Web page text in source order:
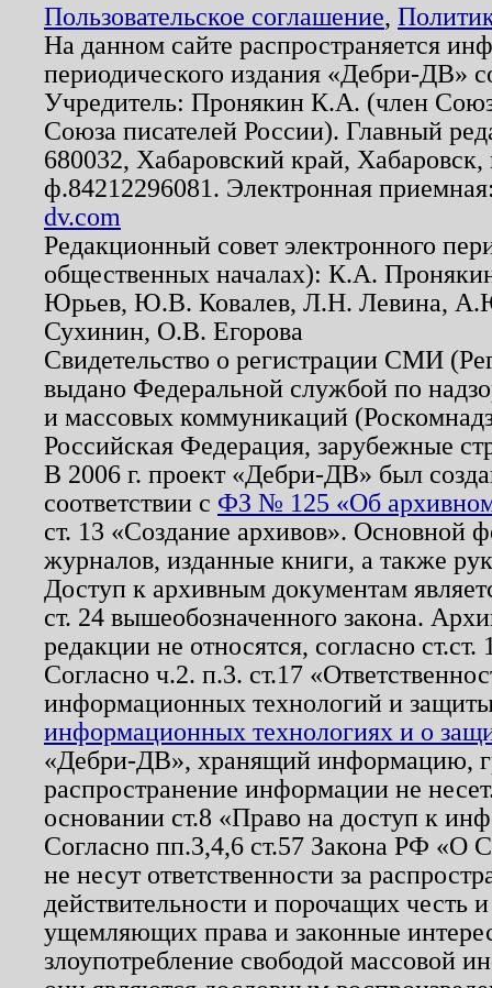
Пользовательское соглашение,
На данном сайте распространяется
периодического издания «Дебри-ДВ»
Учредитель: Пронякин К.А. (член
Союза писателей России). Главный
680032, Хабаровский край,
ф.84212296081. Электронная
dv.com
Редакционный совет электронного
общественных началах): К.А.
Юрьев, Ю.В. Ковалев, Л.Н. Левина,
Сухинин, О.В. Егорова
Свидетельство о регистрации СМИ
выдано Федеральной службой по
и массовых коммуникаций
Российская Федерация, зарубежные
В 2006 г. проект «Дебри-ДВ» был
соответствии с ФЗ № 125 «Об
ст. 13 «Создание архивов». Основной
журналов, изданные книги, а также
Доступ к архивным документам
ст. 24 вышеобозначенного закона.
редакции не относятся, согласно
Согласно ч.2. п.3. ст.17
информационных технологий и
информационных технологиях и о
«Дебри-ДВ», хранящий информацию,
распространение информации не
основании ст.8 «Право на доступ к
Согласно пп.3,4,6 ст.57 Закона РФ «О
не несут ответственности за
действительности и порочащих честь
ущемляющих права и законные
злоупотребление свободой массовой